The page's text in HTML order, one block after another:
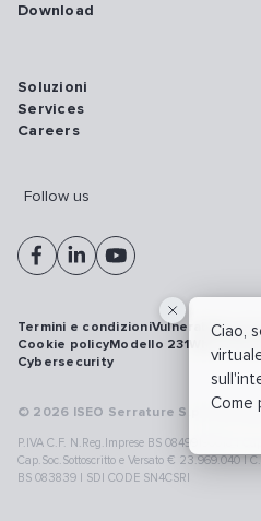
Ciao,
Come
Download
Soluzioni
Services
Careers
Follow us
© 2026 ISEO Serrature S.p.A. All
P.IVA C.F. N.Reg.Imprese BS 08499190018 |
Cap.Soc.Sottoscritto e Versato € 23.969.040 |
BS 083839 | SDI CODE SN4CSRI
Termini e condizioniVulnerability
Cookie policyModello 231
Cybersecurity